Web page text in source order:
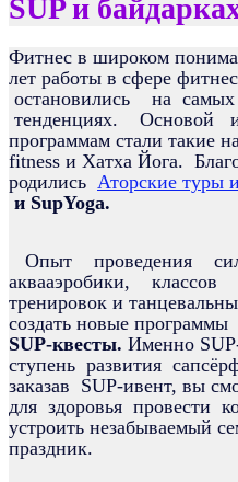
SUP и
Фитнес в широком
лет работы в сфере
остановились на
тенденциях. Основой и
программам стали такие
fitness и Хатха Йога.
родились Аторские туры
и SupYoga.
Опыт проведения
аквааэробики, классов
тренировок и
создать новые
SUP-квесты. Именно
ступень развития
заказав SUP-ивент, вы
для здоровья провести
устроить незабываемый
праздник.